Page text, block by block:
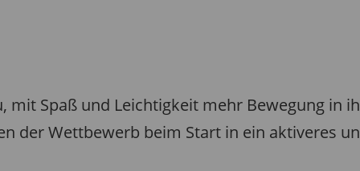
mit Spaß und Leichtigkeit mehr Bewegung in
der Wettbewerb beim Start in ein aktiveres